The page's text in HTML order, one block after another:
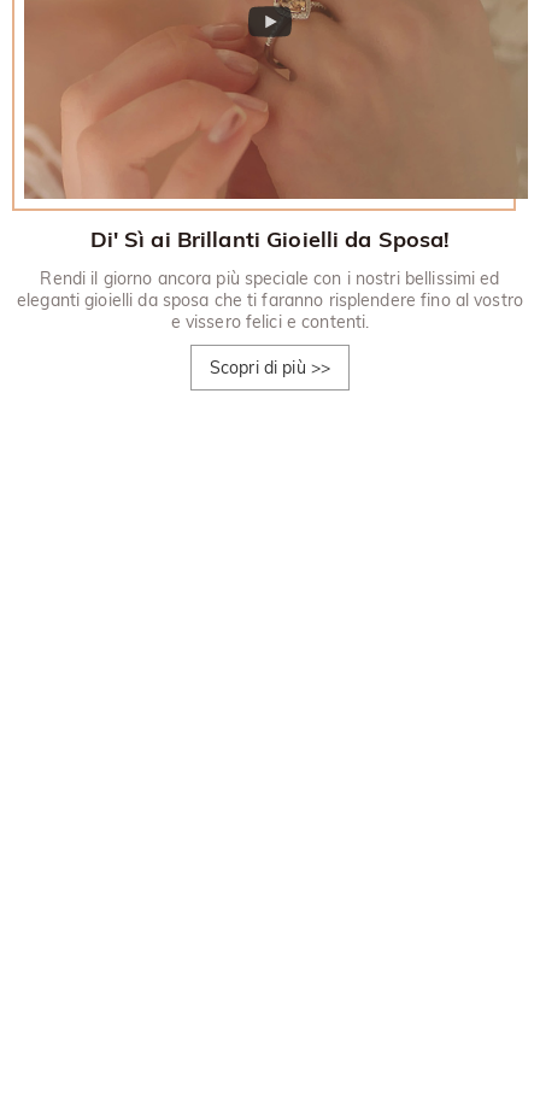
Di' Sì ai Brillanti Gioielli da Sposa!
Rendi il giorno ancora più speciale con i nostri bellissimi ed
eleganti gioielli da sposa che ti faranno risplendere fino al vostro
e vissero felici e contenti.
Scopri di più >>